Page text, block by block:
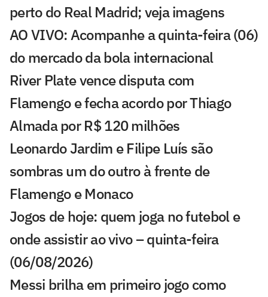
perto do Real Madrid; veja imagens
AO VIVO: Acompanhe a quinta-feira (06)
do mercado da bola internacional
River Plate vence disputa com
Flamengo e fecha acordo por Thiago
Almada por R$ 120 milhões
Leonardo Jardim e Filipe Luís são
sombras um do outro à frente de
Flamengo e Monaco
Jogos de hoje: quem joga no futebol e
onde assistir ao vivo – quinta-feira
(06/08/2026)
Messi brilha em primeiro jogo como